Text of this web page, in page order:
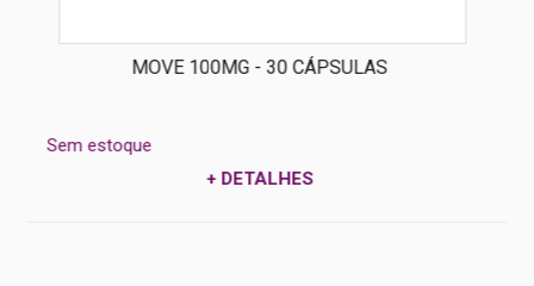
MOVE 100MG - 30 CÁPSULAS
Sem estoque
+ DETALHES